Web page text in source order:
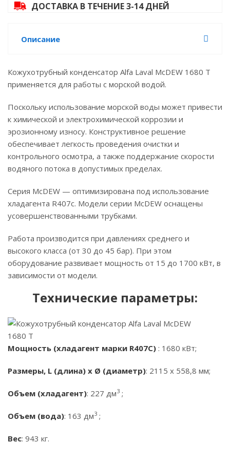
ДОСТАВКА В ТЕЧЕНИЕ 3-14 ДНЕЙ
Описание
Кожухотрубный конденсатор Alfa Laval McDEW 1680 T
применяется для работы с морской водой.
Поскольку использование морской воды может привести
к химической и электрохимической коррозии и
эрозионному износу. Конструктивное решение
обеспечивает легкость проведения очистки и
контрольного осмотра, а также поддержание скорости
водяного потока в допустимых пределах.
Серия McDEW — оптимизирована под использование
хладагента R407c. Модели серии McDEW оснащены
усовершенствованными трубками.
Работа производится при давлениях среднего и
высокого класса (от 30 до 45 бар). При этом
оборудование развивает мощность от 15 до 1700 кВт, в
зависимости от модели.
Технические параметры:
Мощность (хладагент марки R407C) : 1680 кВт;
Размеры, L (длина) x Ø (диаметр): 2115 x 558,8 мм;
Объем (хладагент): 227 дм3 ;
Объем (вода): 163 дм3 ;
Вес: 943 кг.